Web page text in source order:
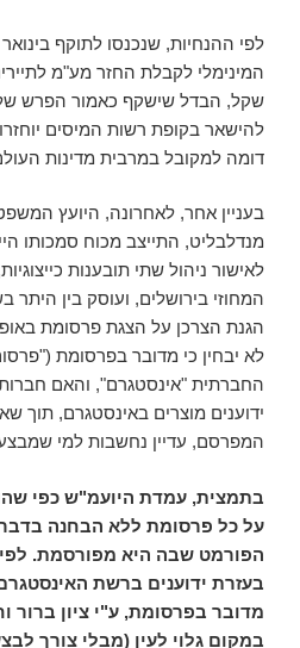
שקל, הבדל שישקף כאמור הפרש של
להישאר בקופת רשות המיסים
דומה למקובל במרבית מדינות
בעניין אחר, לאחרונה, היועץ
מנדלבליט, התייצב מכוח סמכותו
לאישור ניהול שתי תובענות
המחוזי בירושלים, ועוסק בין
הגנת הצרכן על הצגת פרסומת
לא יבחין כי מדובר בפרסומת
החברתית "אינסטגרם", והאם
ידוענים מוצרים באינסטגרם, תוך
המפרסם, עדיין נחשבות למי
בתמצית, עמדת היועמ"ש כפי
על כל פרסומת ללא הבחנה
הפורמט שבה היא מפורסמת.
בעזרת ידוענים ברשת
מדובר בפרסומת, ע"י ציון ברור
במקום גלוי לעין (מבלי צורך